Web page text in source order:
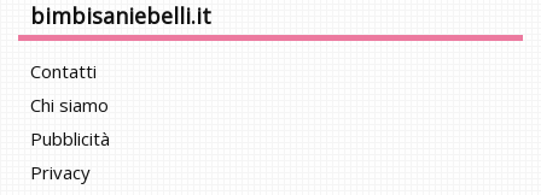
bimbisaniebelli.it
Contatti
Chi siamo
Pubblicità
Privacy